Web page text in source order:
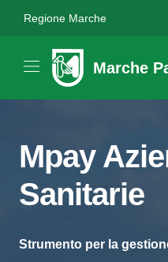
Regione Marche
Marche
Mpay
Sanitarie
Strumento per la